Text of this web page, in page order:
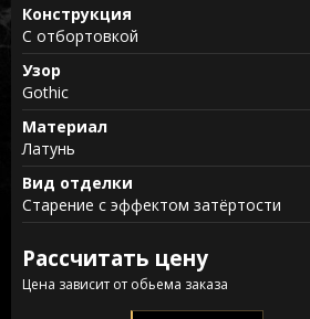
Конструкция
С отбортовкой
Узор
Gothic
Материал
Латунь
Вид отделки
Старение с эффектом затёртости
Рассчитать цену
Цена зависит от обьема заказа